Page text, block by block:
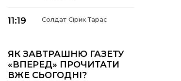
11:19
Солдат Сірик Тарас
14:07
06 лип
Де тчуться долі
ЯК ЗАВТРАШНЮ ГАЗЕТУ
«ВПЕРЕД» ПРОЧИТАТИ
ВЖЕ СЬОГОДНІ?